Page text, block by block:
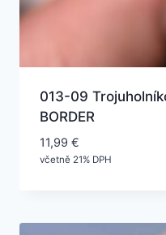
013-09
BORDER
11,99 €
včetně 21% DPH